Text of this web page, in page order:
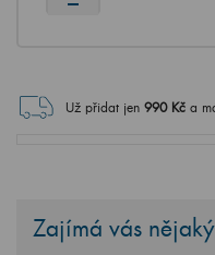
Už přidat jen 990Kč a
Zajímá vás